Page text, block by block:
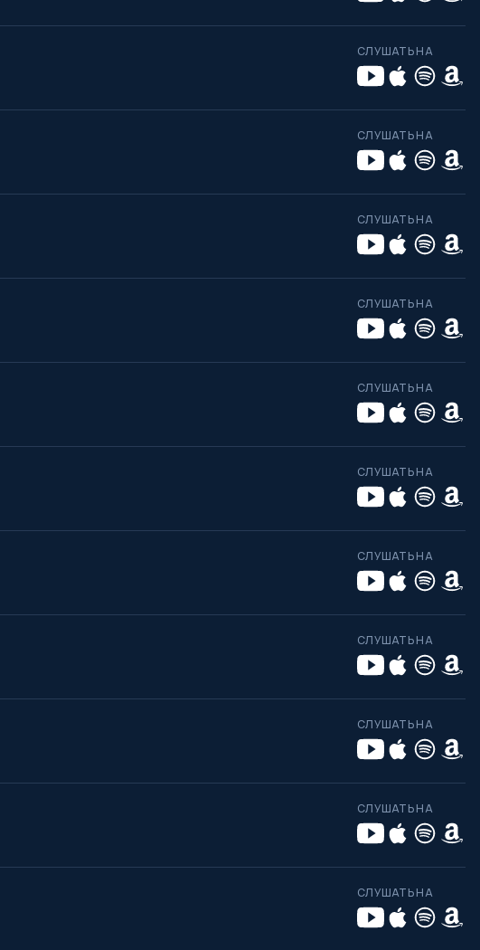
СЛУШАТЬ НА
СЛУШАТЬ НА
СЛУШАТЬ НА
СЛУШАТЬ НА
СЛУШАТЬ НА
СЛУШАТЬ НА
СЛУШАТЬ НА
СЛУШАТЬ НА
СЛУШАТЬ НА
СЛУШАТЬ НА
СЛУШАТЬ НА